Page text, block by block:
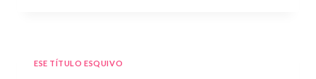
ESE TÍTULO ESQUIVO